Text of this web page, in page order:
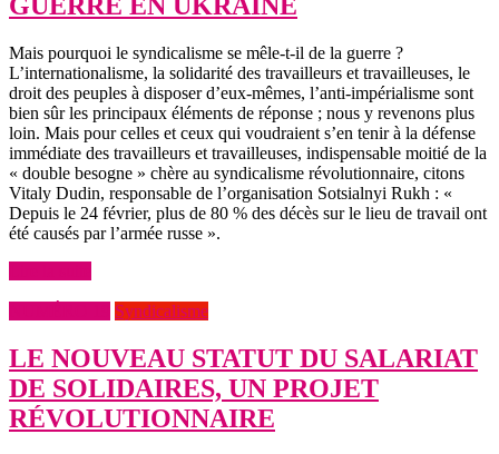
Mais pourquoi le syndicalisme se mêle-t-il de la guerre ?
L’internationalisme, la solidarité des travailleurs et travailleuses, le
droit des peuples à disposer d’eux-mêmes, l’anti-impérialisme sont
bien sûr les principaux éléments de réponse ; nous y revenons plus
loin. Mais pour celles et ceux qui voudraient s’en tenir à la défense
immédiate des travailleurs et travailleuses, indispensable moitié de la
« double besogne » chère au syndicalisme révolutionnaire, citons
Vitaly Dudin, responsable de l’organisation Sotsialnyi Rukh : «
Depuis le 24 février, plus de 80 % des décès sur le lieu de travail ont
été causés par l’armée russe ».
Syndicalisme
LE NOUVEAU STATUT DU SALARIAT
DE SOLIDAIRES, UN PROJET
RÉVOLUTIONNAIRE